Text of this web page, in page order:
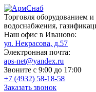
Торговля оборудованием
водоснабжения,
Наш офис в Иваново:
ул. Некрасова, д.57
Электронная почта:
aps-net@yandex.ru
Звоните с 9:00 до 17:00
+7 (4932) 58-18-58
Заказать звонок